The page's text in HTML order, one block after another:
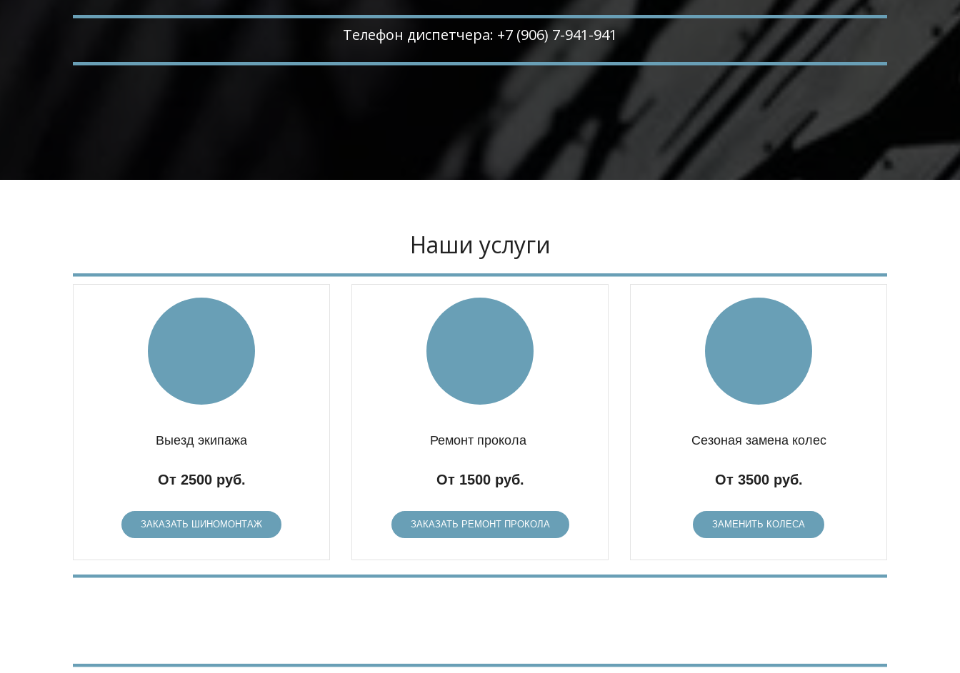
Телефон диспетчера: +7 (906) 7-941-941
Наши услуги
Выезд экипажа
От 2500 руб.
ЗАКАЗАТЬ ШИНОМОНТАЖ
Ремонт прокола
От 1500 руб.
ЗАКАЗАТЬ РЕМОНТ ПРОКОЛА
Сезоная замена колес
От 3500 руб.
ЗАМЕНИТЬ КОЛЕСА